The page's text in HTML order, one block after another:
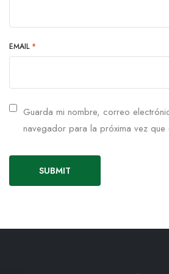
EMAIL *
Guarda mi nombre, correo
navegador para la próxima vez que